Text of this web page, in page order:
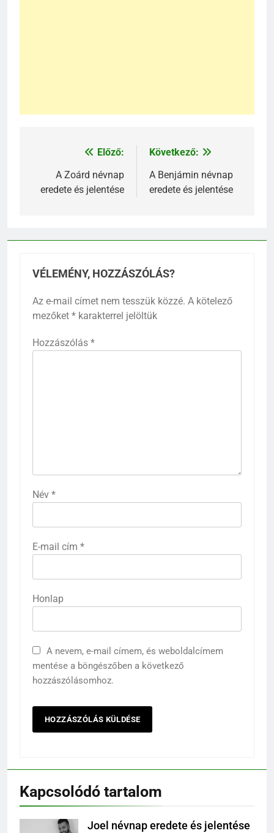
Bejegyzés
navigáció
Előző:
A Zoárd névnap
eredete és jelentése
Következő:
A Benjámin névnap
eredete és jelentése
VÉLEMÉNY, HOZZÁSZÓLÁS?
Az e-mail címet nem tesszük közzé. A kötelező
mezőket * karakterrel jelöltük
Hozzászólás *
Név *
E-mail cím *
Honlap
A nevem, e-mail címem, és weboldalcímem
mentése a böngészőben a következő
hozzászólásomhoz.
Kapcsolódó tartalom
Joel névnap eredete és jelentése